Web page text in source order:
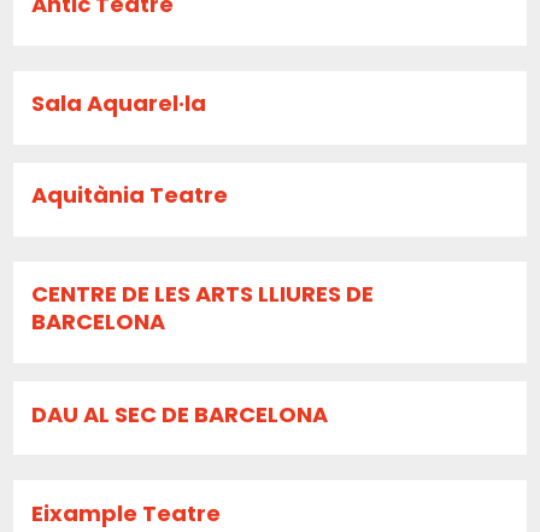
Sala Aquarel·la
Aquitània Teatre
CENTRE DE LES ARTS LLIURES DE
BARCELONA
DAU AL SEC DE BARCELONA
Eixample Teatre